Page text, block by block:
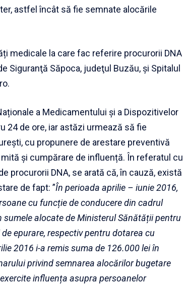
astfel încât să fie semnate alocările
medicale la care fac referire procurorii DNA
Siguranţă Săpoca, judeţul Buzău, și Spitalul
a Medicamentului și a Dispozitivelor
24 de ore, iar astăzi urmează să fie
cu propunere de arestare preventivă
și cumpărare de influență. În referatul cu
procurorii DNA, se arată că, în cauză, există
de fapt: ”În perioada aprilie – iunie 2016,
cu funcție de conducere din cadrul
alocate de Ministerul Sănătății pentru
epurare, respectiv pentru dotarea cu
2016 i-a remis suma de 126.000 lei în
privind semnarea alocărilor bugetare
influența asupra persoanelor